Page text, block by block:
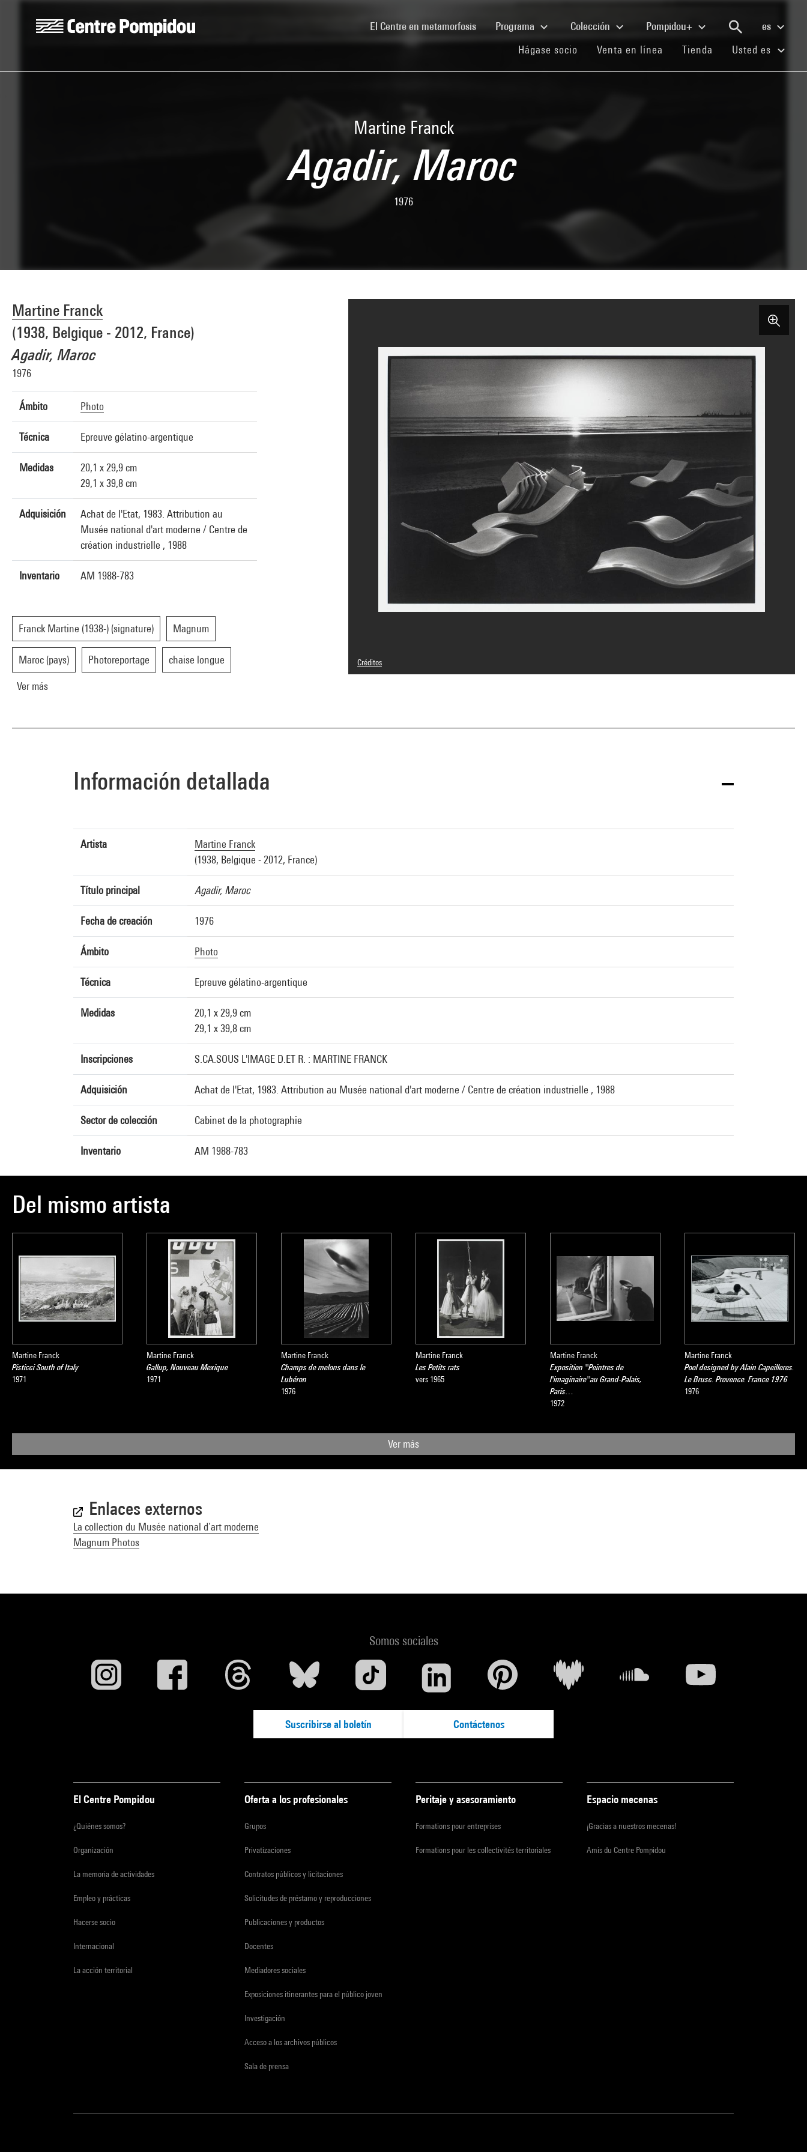
El Centre en metamorfosis(current)Programa Colección Pompidou+
es
Hágase socio (current)
Venta en línea (current)
Tienda (current)
Usted es
Martine Franck
Agadir, Maroc
1976
Martine Franck
(1938, Belgique - 2012, France)
Agadir, Maroc
1976
Ámbito Photo
Técnica Epreuve gélatino-argentique
Medidas
20,1 x 29,9 cm
29,1 x 39,8 cm
Adquisición
Achat de l'Etat, 1983. Attribution au
Musée national d'art moderne / Centre de
création industrielle , 1988
Inventario AM 1988-783
Franck Martine (1938-) (signature) Magnum
Maroc (pays) Photoreportage chaise longue
Ver más
Créditos
© Martine Franck / Magnum Photos
Información detallada
Artista
Martine Franck
(1938, Belgique - 2012, France)
Título principal Agadir, Maroc
Fecha de creación 1976
Ámbito Photo
Técnica Epreuve gélatino-argentique
Medidas
20,1 x 29,9 cm
29,1 x 39,8 cm
Inscripciones S.CA.SOUS L'IMAGE D.ET R. : MARTINE FRANCK
Adquisición Achat de l'Etat, 1983. Attribution au Musée national d'art moderne / Centre de création industrielle , 1988
Sector de colección Cabinet de la photographie
Inventario AM 1988-783
Del mismo artista
Martine Franck
Pisticci South of Italy
1971
Martine Franck
Gallup, Nouveau Mexique
1971
Martine Franck
Champs de melons dans le
Lubéron
1976
Martine Franck
Les Petits rats
vers 1965
Martine Franck
Exposition ''Peintres de
l'imaginaire''au Grand-Palais,
Paris…
1972
Martine Franck
Pool designed by Alain Capeilleres.
Le Brusc. Provence. France 1976
1976
Ver más
Enlaces externos
La collection du Musée national d’art moderne
Magnum Photos
Somos sociales
Suscribirse al boletín Contáctenos
El Centre Pompidou
¿Quiénes somos?
Organización
La memoria de actividades
Empleo y prácticas
Hacerse socio
Internacional
La acción territorial
Oferta a los profesionales
Grupos
Privatizaciones
Contratos públicos y licitaciones
Solicitudes de préstamo y reproducciones
Publicaciones y productos
Docentes
Mediadores sociales
Exposiciones itinerantes para el público joven
Investigación
Acceso a los archivos públicos
Sala de prensa
Peritaje y asesoramiento
Formations pour entreprises
Formations pour les collectivités territoriales
Espacio mecenas
¡Gracias a nuestros mecenas!
Amis du Centre Pompidou